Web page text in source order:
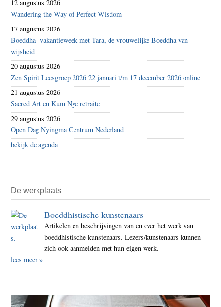
12 augustus 2026
Wandering the Way of Perfect Wisdom
17 augustus 2026
Boeddha- vakantieweek met Tara, de vrouwelijke Boeddha van
wijsheid
20 augustus 2026
Zen Spirit Leesgroep 2026 22 januari t/m 17 december 2026 online
21 augustus 2026
Sacred Art en Kum Nye retraite
29 augustus 2026
Open Dag Nyingma Centrum Nederland
bekijk de agenda
De werkplaats
Boeddhistische kunstenaars
Artikelen en beschrijvingen van en over het werk van
boeddhistische kunstenaars. Lezers/kunstenaars kunnen
zich ook aanmelden met hun eigen werk.
lees meer »